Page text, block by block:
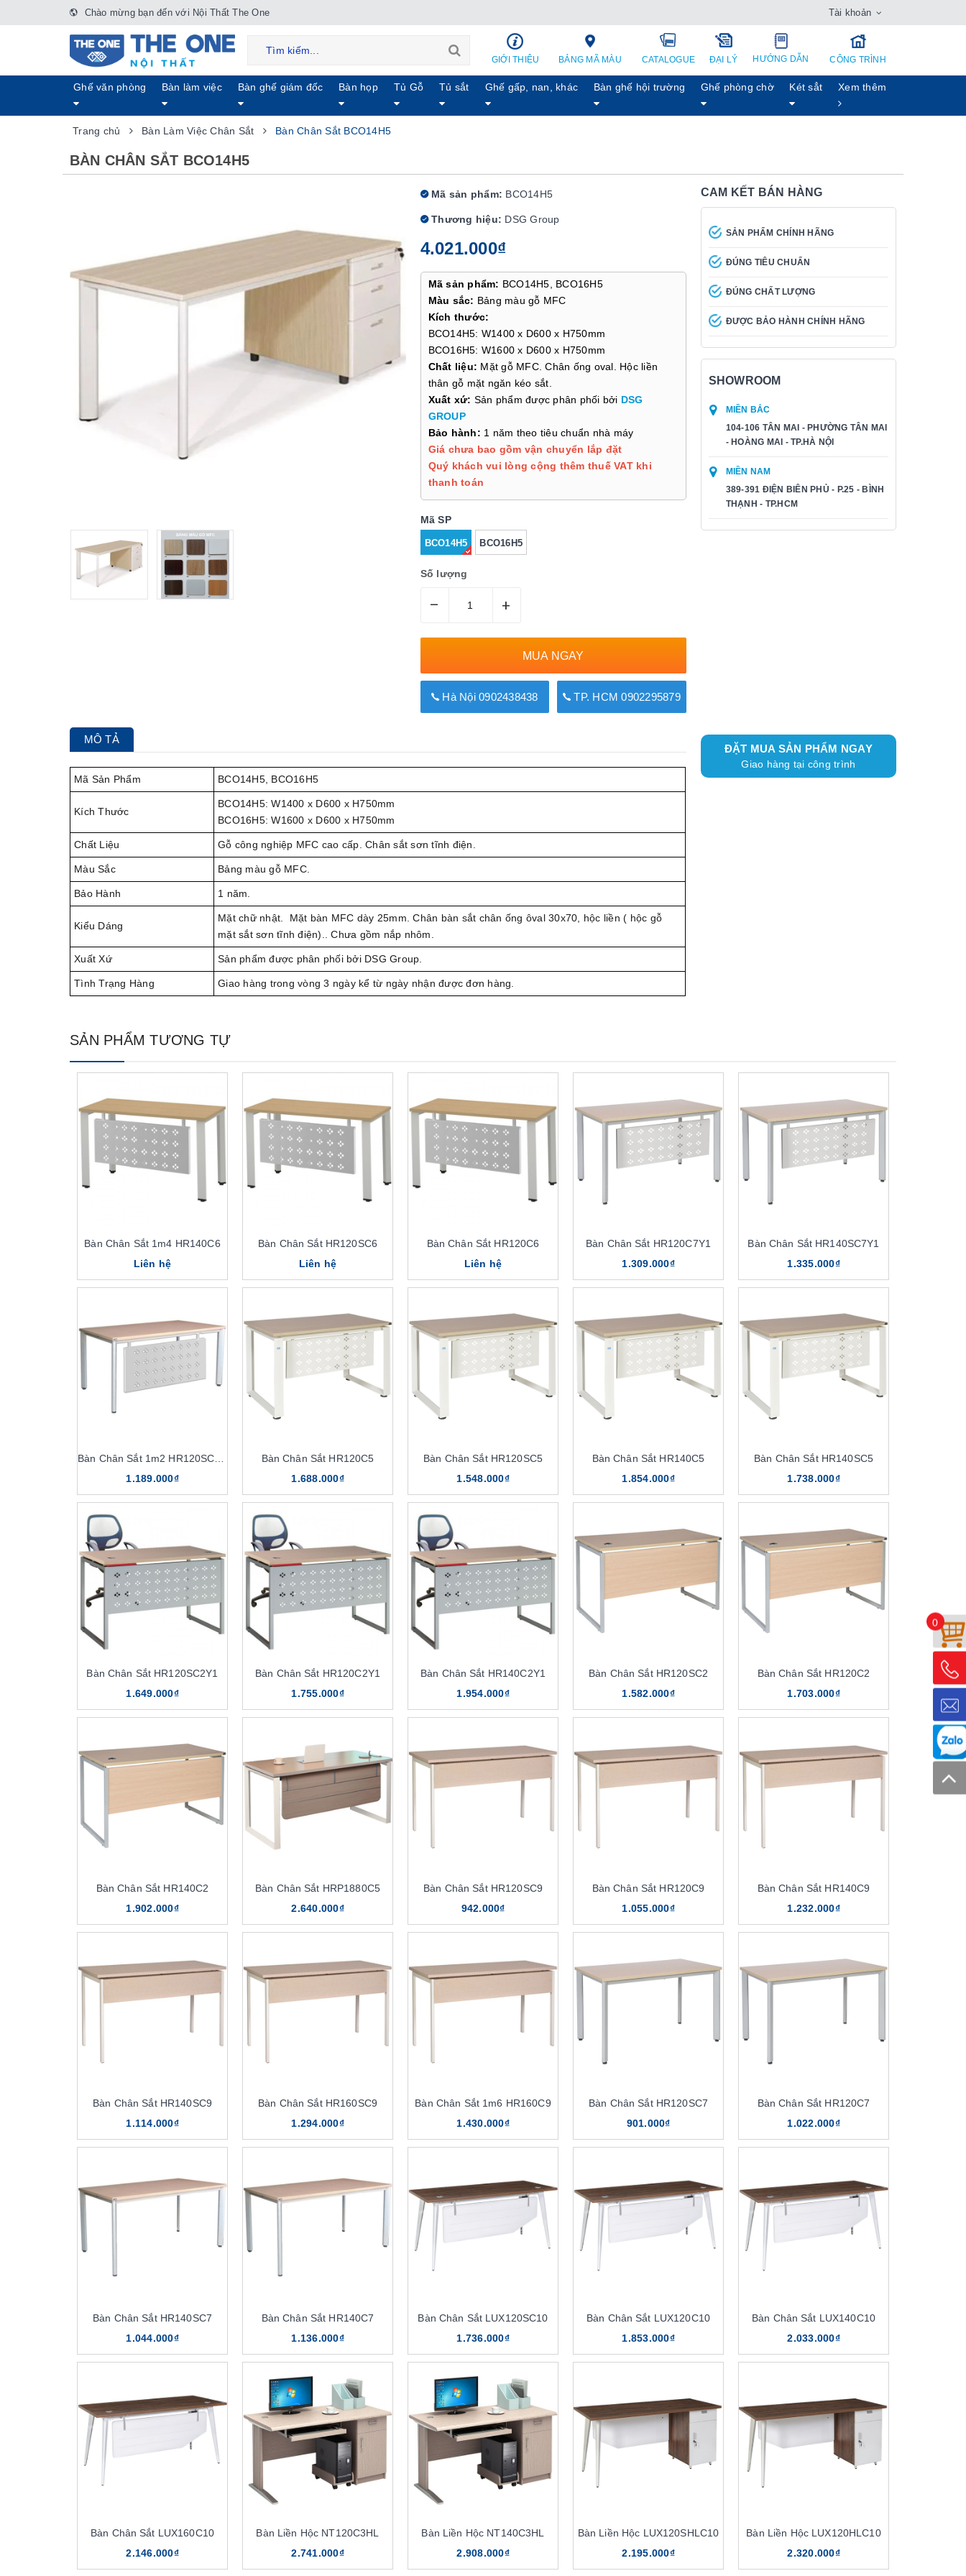
Chào mừng bạn đến với Nội Thất The One Tài khoản
GIỚI THIỆU BẢNG MÃ MÀU CATALOGUE ĐẠI LÝ HƯỚNG DẪN CÔNG TRÌNH
Ghế văn phòng Bàn làm việc Bàn ghế giám đốc Bàn họp Tủ Gỗ Tủ sắt Ghế gấp, nan, khác Bàn ghế hội trường Ghế phòng chờ Két sẳt Xem thêm
Trang chủ Bàn Làm Việc Chân Sắt Bàn Chân Sắt BCO14H5
BÀN CHÂN SẮT BCO14H5
Mã sản phẩm: BCO14H5
Thương hiệu: DSG Group
4.021.000₫
Mã sản phẩm: BCO14H5, BCO16H5
Màu sắc: Bảng màu gỗ MFC
Kích thước:
BCO14H5: W1400 x D600 x H750mm
BCO16H5: W1600 x D600 x H750mm
Chất liệu: Mặt gỗ MFC. Chân ống oval. Hộc liền
thân gỗ mặt ngăn kéo sắt.
Xuất xứ: Sản phẩm được phân phối bởi DSG
GROUP
Bảo hành: 1 năm theo tiêu chuẩn nhà máy
Giá chưa bao gồm vận chuyển lắp đặt
Quý khách vui lòng cộng thêm thuế VAT khi
thanh toán
Mã SP
BCO14H5 BCO16H5
Số lượng
– +
MUA NGAY
Hà Nội 0902438438 TP. HCM 0902295879
CAM KẾT BÁN HÀNG
SẢN PHẨM CHÍNH HÃNG
ĐÚNG TIÊU CHUẨN
ĐÚNG CHẤT LƯỢNG
ĐƯỢC BẢO HÀNH CHÍNH HÃNG
SHOWROOM
MIỀN BẮC
104-106 TÂN MAI - PHƯỜNG TÂN MAI
- HOÀNG MAI - TP.HÀ NỘI
MIỀN NAM
389-391 ĐIỆN BIÊN PHỦ - P.25 - BÌNH
THẠNH - TP.HCM
MÔ TẢ
Mã Sản Phẩm BCO14H5, BCO16H5
Kích Thước
BCO14H5: W1400 x D600 x H750mm
BCO16H5: W1600 x D600 x H750mm
Chất Liệu Gỗ công nghiệp MFC cao cấp. Chân sắt sơn tĩnh điện.
Màu Sắc Bảng màu gỗ MFC.
Bảo Hành 1 năm.
Kiểu Dáng
Mặt chữ nhật. Mặt bàn MFC dày 25mm. Chân bàn sắt chân ống ôval 30x70, hộc liền ( hộc gỗ
mặt sắt sơn tĩnh điện).. Chưa gồm nắp nhôm.
Xuất Xứ Sản phẩm được phân phối bởi DSG Group.
Tình Trạng Hàng Giao hàng trong vòng 3 ngày kể từ ngày nhận được đơn hàng.
ĐẶT MUA SẢN PHẨM NGAY
Giao hàng tại công trình
SẢN PHẨM TƯƠNG TỰ
Bàn Chân Sắt 1m4 HR140C6
Liên hệ
Bàn Chân Sắt HR120SC6
Liên hệ
Bàn Chân Sắt HR120C6
Liên hệ
Bàn Chân Sắt HR120C7Y1
1.309.000₫
Bàn Chân Sắt HR140SC7Y1
1.335.000₫
1.189.000₫
Bàn Chân Sắt HR120C5
1.688.000₫
Bàn Chân Sắt HR120SC5
1.548.000₫
Bàn Chân Sắt HR140C5
1.854.000₫
Bàn Chân Sắt HR140SC5
1.738.000₫
Bàn Chân Sắt HR120SC2Y1
1.649.000₫
Bàn Chân Sắt HR120C2Y1
1.755.000₫
Bàn Chân Sắt HR140C2Y1
1.954.000₫
Bàn Chân Sắt HR120SC2
1.582.000₫
Bàn Chân Sắt HR120C2
1.703.000₫
Bàn Chân Sắt HR140C2
1.902.000₫
Bàn Chân Sắt HRP1880C5
2.640.000₫
Bàn Chân Sắt HR120SC9
942.000₫
Bàn Chân Sắt HR120C9
1.055.000₫
Bàn Chân Sắt HR140C9
1.232.000₫
Bàn Chân Sắt HR140SC9
1.114.000₫
Bàn Chân Sắt HR160SC9
1.294.000₫
Bàn Chân Sắt 1m6 HR160C9
1.430.000₫
Bàn Chân Sắt HR120SC7
901.000₫
Bàn Chân Sắt HR120C7
1.022.000₫
Bàn Chân Sắt HR140SC7
1.044.000₫
Bàn Chân Sắt HR140C7
1.136.000₫
Bàn Chân Sắt LUX120SC10
1.736.000₫
Bàn Chân Sắt LUX120C10
1.853.000₫
Bàn Chân Sắt LUX140C10
2.033.000₫
Bàn Chân Sắt LUX160C10
2.146.000₫
Bàn Liền Hộc NT120C3HL
2.741.000₫
Bàn Liền Hộc NT140C3HL
2.908.000₫
Bàn Liền Hộc LUX120SHLC10
2.195.000₫
Bàn Liền Hộc LUX120HLC10
2.320.000₫
0